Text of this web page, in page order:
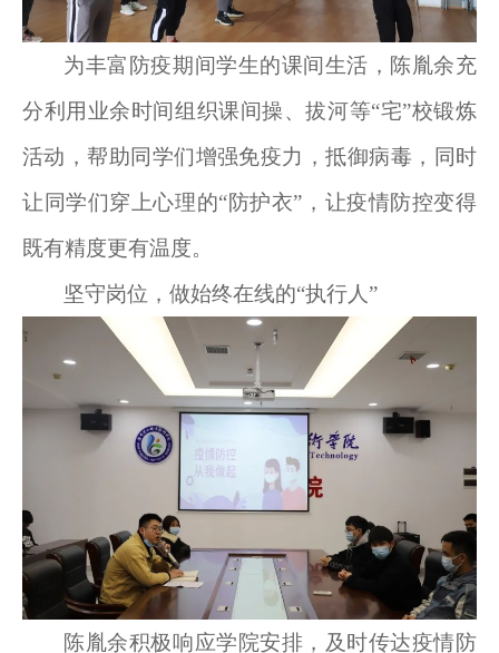
为丰富防疫期间学生的课间生活，陈胤余充
分利用业余时间组织课间操、拔河等“宅”校锻炼
活动，帮助同学们增强免疫力，抵御病毒，同时
让同学们穿上心理的“防护衣”，让疫情防控变得
既有精度更有温度。
坚守岗位，做始终在线的“执行人”
陈胤余积极响应学院安排，及时传达疫情防